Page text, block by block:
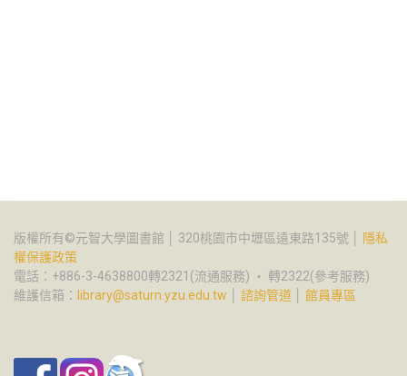
版權所有©元智大學圖書館 │ 320桃園市中壢區遠東路135號 │
隱私
權保護政策
電話：+886-3-4638800轉2321(流通服務) ‧ 轉2322(參考服務)
維護信箱： library@saturn.yzu.edu.tw 諮詢管道 館員專區